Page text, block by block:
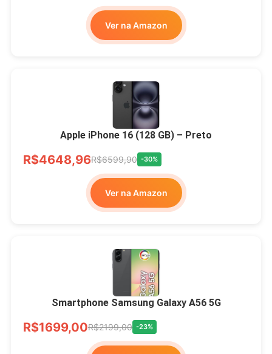
Ver na Amazon
Apple iPhone 16 (128 GB) – Preto
R$4648,96R$6599,90 -30%
Ver na Amazon
Smartphone Samsung Galaxy A56 5G
R$1699,00R$2199,00 -23%